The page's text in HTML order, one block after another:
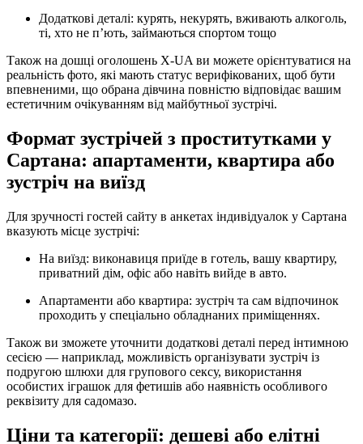
Додаткові деталі: курять, некурять, вживають алкоголь,
ті, хто не п’ють, займаються спортом тощо
Також на дошці оголошень X-UA ви можете орієнтуватися на
реальність фото, які мають статус верифікованих, щоб бути
впевненими, що обрана дівчина повністю відповідає вашим
естетичним очікуванням від майбутньої зустрічі.
Формат зустрічей з проститутками у
Сартана: апартаменти, квартира або
зустріч на виїзд
Для зручності гостей сайту в анкетах індивідуалок у Сартана
вказують місце зустрічі:
На виїзд: виконавиця приїде в готель, вашу квартиру,
приватний дім, офіс або навіть вийде в авто.
Апартаменти або квартира: зустріч та сам відпочинок
проходить у спеціально обладнаних приміщеннях.
Також ви зможете уточнити додаткові деталі перед інтимною
сесією — наприклад, можливість організувати зустріч із
подругою шлюхи для групового сексу, використання
особистих іграшок для фетишів або наявність особливого
реквізиту для садомазо.
Ціни та категорії: дешеві або елітні